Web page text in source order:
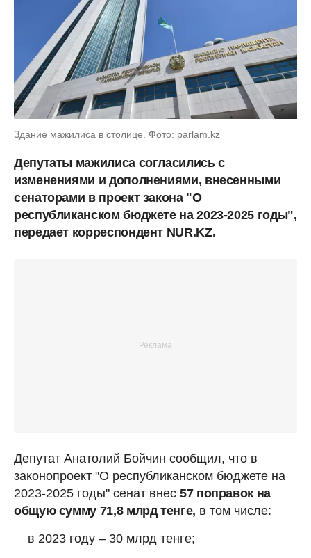
Здание мажилиса в столице. Фото: parlam.kz
Депутаты мажилиса согласились с
изменениями и дополнениями, внесенными
сенаторами в проект закона "О
республиканском бюджете на 2023-2025 годы",
передает корреспондент NUR.KZ.
Депутат Анатолий Бойчин сообщил, что в
законопроект "О республиканском бюджете на
2023-2025 годы" сенат внес 57 поправок на
общую сумму 71,8 млрд тенге, в том числе:
в 2023 году – 30 млрд тенге;